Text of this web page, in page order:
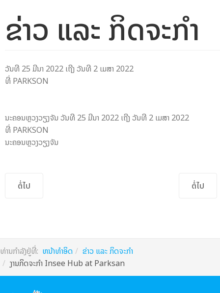
ຂ່າວ ແລະ ກິດຈະກຳ
ວັນທີ 25 ມີນາ 2022 ເຖີງ ວັນທີ 2 ເມສາ 2022
ທີ່ PARKSON
ນະຄອນຫຼວງວຽງຈັນ ວັນທີ 25 ມີນາ 2022 ເຖີງ ວັນທີ 2 ເມສາ 2022
ທີ່ PARKSON
ນະຄອນຫຼວງວຽງຈັນ
Previous article: ປະມວນພາບບັນຍາກາດບຸນປະເພນີຊ່ວງເຮືອທີ່ ທ່
ຕໍ່ໄປ Next
ຕໍ່ໄປ
ທ່ານກຳລັງຢູ່ທີ່: ຫນ້າທຳອິດ
ຂ່າວ ແລະ ກິດຈະກຳ
ງານກິດຈະກຳ Insee Hub at Parksan